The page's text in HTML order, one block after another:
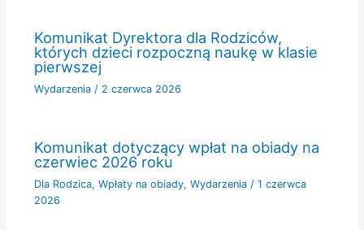
Komunikat Dyrektora dla Rodziców,
których dzieci rozpoczną naukę w klasie
pierwszej
Wydarzenia/ 2 czerwca 2026
Komunikat dotyczący wpłat na obiady na
czerwiec 2026 roku
Dla Rodzica, Wpłaty na obiady, Wydarzenia/ 1 czerwca
2026